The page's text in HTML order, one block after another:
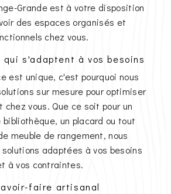
Grande est à votre disposition
des espaces organisés et
chez vous.
qui s'adaptent à vos besoins
est unique, c'est pourquoi nous
sur mesure pour optimiser
chez vous. Que ce soit pour un
bibliothèque, un placard ou tout
meuble de rangement, nous
adaptées à vos besoins
à vos contraintes.
faire artisanal